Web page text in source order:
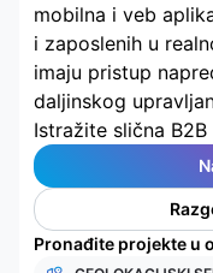
mobilna i veb
i zaposlenih u
imaju pristup
daljinskog
Istražite slična B2B
Pronađite projekte u